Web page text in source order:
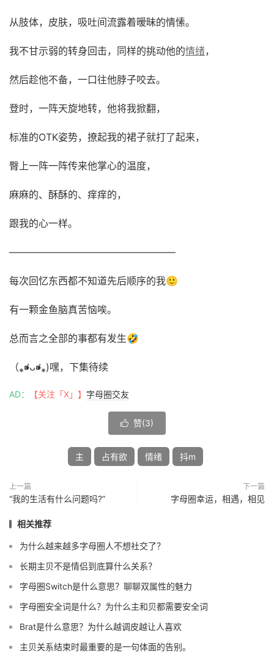
从肢体，皮肤，吸吐间流露着暧昧的情愫。
我不甘示弱的转身回击，同样的挑动他的情绪，
然后趁他不备，一口往他脖子咬去。
登时，一阵天旋地转，他将我掀翻，
标准的OTK姿势，撩起我的裙子就打了起来，
臀上一阵一阵传来他掌心的温度，
麻麻的、酥酥的、痒痒的，
跟我的心一样。
—————————————————
每次回忆东西都不知道先后顺序的我🙂
有一颗金鱼脑真苦恼唉。
总而言之全部的事都有发生🤣
（⁎⁍̴̛ᴗ⁍̴̛⁎)嘿，下集待续
AD： 【关注「X」】 字母圈交友
 赞(3)
主 占有欲 情绪 抖m
上一篇
“我的生活有什么问题吗?”
下一篇
字母圈幸运，相遇，相见
相关推荐
为什么越来越多字母圈人不想社交了？
长期主贝不是情侣到底算什么关系？
字母圈Switch是什么意思？聊聊双属性的魅力
字母圈安全词是什么？为什么主和贝都需要安全词
Brat是什么意思？为什么越调皮越让人喜欢
主贝关系结束时最重要的是一句体面的告别。